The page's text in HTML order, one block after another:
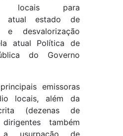
locais para
atual estado de
e desvalorização
atual Política de
do Governo
emissoras
locais, além da
(dezenas de
também
a usurpação de